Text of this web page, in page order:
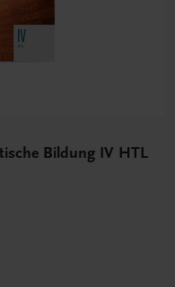
Bildung IV HTL